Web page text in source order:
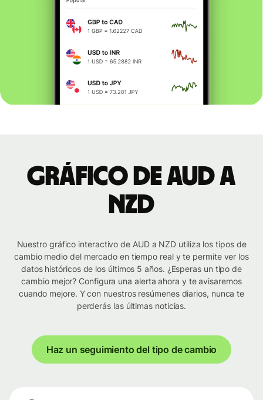
Gráfico de AUD a
NZD
Nuestro gráfico interactivo de AUD a NZD utiliza los tipos de
cambio medio del mercado en tiempo real y te permite ver los
datos históricos de los últimos 5 años. ¿Esperas un tipo de
cambio mejor? Configura una alerta ahora y te avisaremos
cuando mejore. Y con nuestros resúmenes diarios, nunca te
perderás las últimas noticias.
Haz un seguimiento del tipo de cambio